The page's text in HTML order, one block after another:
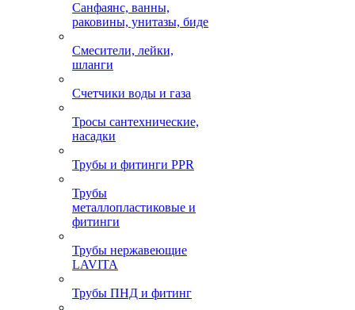
Санфаянс, ванны,
раковины, унитазы, биде
Смесители, лейки,
шланги
Счетчики воды и газа
Тросы сантехнические,
насадки
Трубы и фитинги PPR
Трубы
металлопластиковые и
фитинги
Трубы нержавеющие
LAVITA
Трубы ПНД и фитинг